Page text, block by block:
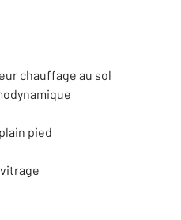
chauffage au sol
pied